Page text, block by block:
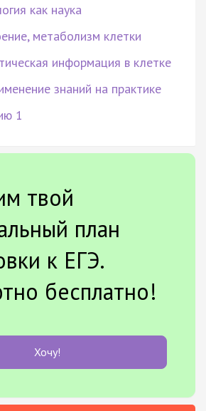
как наука
метаболизм клетки
информация в клетке
знаний на практике
1
твой
план
к ЕГЭ.
бесплатно!
Хочу!